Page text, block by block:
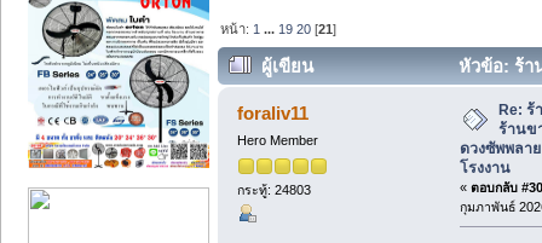
หน้า: 1 ... 19 20 [21]
ผู้เขียน
หัวข้อ: ร้า
พรหมดวงซัพพลาย แอร์บ้านราคาโรงงา
foraliv11
Hero Member
กระทู้: 24803
Re:
ร้านข
ดวงซัพพลา
โรงงาน
« ตอบกลับ
กุมภาพันธ์